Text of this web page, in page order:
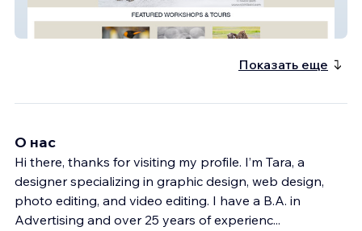
Nikhil Bahl Photo
Показать еще
О нас
Hi there, thanks for visiting my profile. I’m Tara, a
designer specializing in graphic design, web design,
photo editing, and video editing. I have a B.A. in
Advertising and over 25 years of experienc...